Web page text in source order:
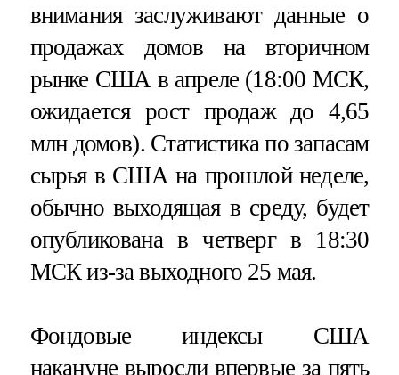
внимания заслуживают данные о
продажах домов на вторичном
рынке США в апреле (18:00 МСК,
ожидается рост продаж до 4,65
млн домов). Статистика по запасам
сырья в США на прошлой неделе,
обычно выходящая в среду, будет
опубликована в четверг в 18:30
МСК из-за выходного 25 мая.
Фондовые индексы США
накануне выросли впервые за пять